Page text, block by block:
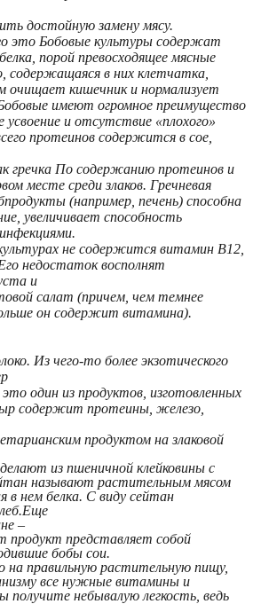
достойную замену мясу.
это Бобовые культуры содержат
порой превосходящее мясные
содержащаяся в них клетчатка,
очищает кишечник и нормализует
имеют огромное преимущество
и отсутствие «плохого»
протеинов содержится в сое,
гречка По содержанию протеинов и
месте среди злаков. Гречневая
(например, печень) способна
увеличивает способность
не содержится витамин В12,
недостаток восполнят
и
салат (причем, чем темнее
он содержит витамина).
Из чего-то более экзотического
один из продуктов, изготовленных
содержит протеины, железо,
продуктом на злаковой
из пшеничной клейковины с
называют растительным мясом
в нем белка. С виду сейтан
–
представляет собой
бобы сои.
на правильную растительную пищу,
все нужные витамины и
получите небывалую легкость, ведь